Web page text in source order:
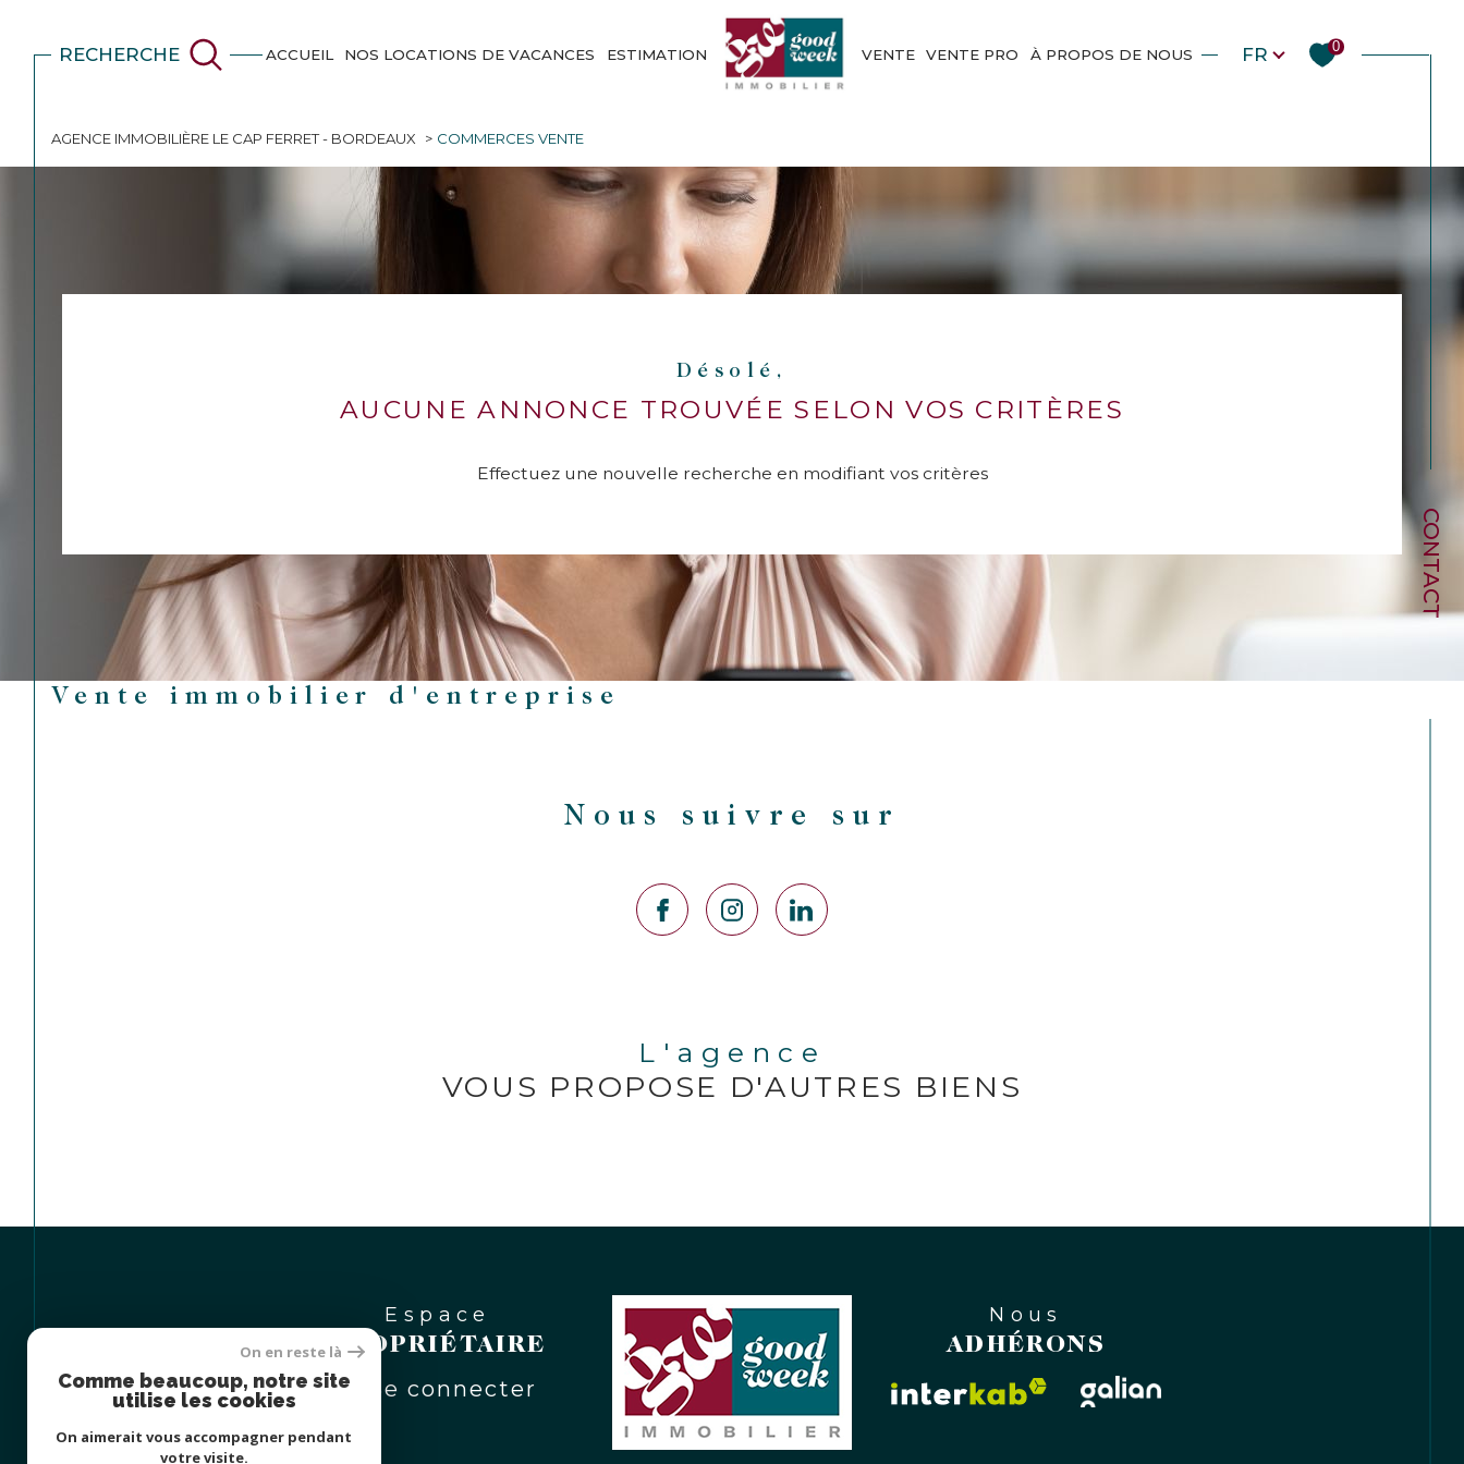
ACCUEIL NOS LOCATIONS DE VACANCES ESTIMATION VENTE VENTE PRO À PROPOS DE NOUS
RECHERCHE Langue
FR 0
CONTACT
AGENCE IMMOBILIÈRE LE CAP FERRET - BORDEAUX COMMERCES VENTE
Désolé,
AUCUNE ANNONCE TROUVÉE SELON VOS CRITÈRES
Effectuez une nouvelle recherche en modifiant vos critères
Vente immobilier d'entreprise
Nous suivre sur
L'agence
VOUS PROPOSE D'AUTRES BIENS
Espace
PROPRIÉTAIRE
Se connecter
Nous
ADHÉRONS
On en reste là
Comme beaucoup, notre site
utilise les cookies
On aimerait vous accompagner pendant
votre visite.